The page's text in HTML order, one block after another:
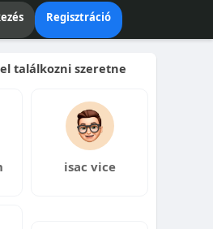
Regisztráció
találkozni szeretne
isac vice